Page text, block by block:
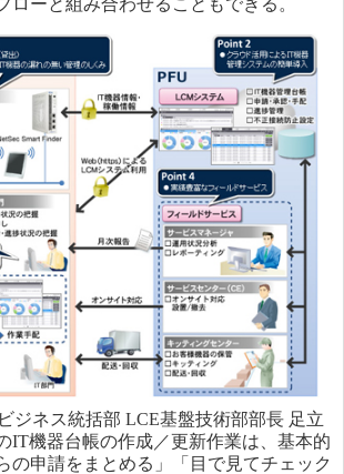
ローと組み合わせることもできる。
ジネス統括部 LCE基盤技術部部長 足立
IT機器台帳の作成／更新作業は、基本的
の申請をまとめる」「目で見てチェック